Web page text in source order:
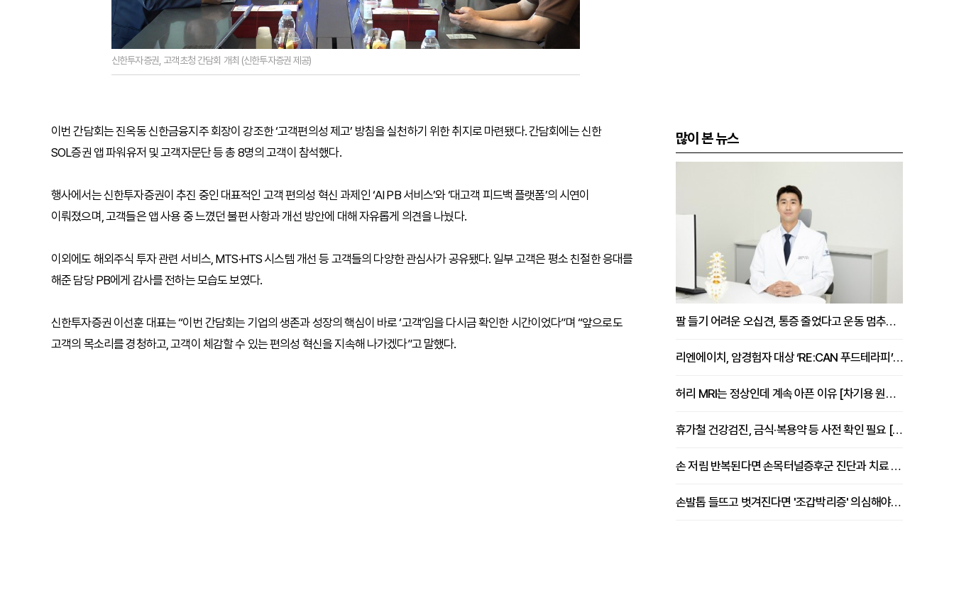
신한투자증권, 고객초청 간담회 개최 (신한투자증권 제공)
이번 간담회는 진옥동 신한금융지주 회장이 강조한 ‘고객편의성 제고’ 방침을 실천하기 위한 취지로 마련됐다. 간담회에는 신한
SOL증권 앱 파워유저 및 고객자문단 등 총 8명의 고객이 참석했다.
행사에서는 신한투자증권이 추진 중인 대표적인 고객 편의성 혁신 과제인 ‘AI PB 서비스’와 ‘대고객 피드백 플랫폼’의 시연이
이뤄졌으며, 고객들은 앱 사용 중 느꼈던 불편 사항과 개선 방안에 대해 자유롭게 의견을 나눴다.
이외에도 해외주식 투자 관련 서비스, MTS·HTS 시스템 개선 등 고객들의 다양한 관심사가 공유됐다. 일부 고객은 평소 친절한 응대를
해준 담당 PB에게 감사를 전하는 모습도 보였다.
신한투자증권 이선훈 대표는 “이번 간담회는 기업의 생존과 성장의 핵심이 바로 ‘고객’임을 다시금 확인한 시간이었다”며 “앞으로도
고객의 목소리를 경청하고, 고객이 체감할 수 있는 편의성 혁신을 지속해 나가겠다”고 말했다.
많이 본 뉴스
팔 들기 어려운 오십견, 통증 줄었다고 운동 멈추면 안 되는 이유 [이병욱 원장 칼럼]
리엔에이치, 암경험자 대상 ‘RE:CAN 푸드테라피’ 운영
허리 MRI는 정상인데 계속 아픈 이유 [차기용 원장 칼럼]
휴가철 건강검진, 금식·복용약 등 사전 확인 필요 [정도감 원장 칼럼]
손 저림 반복된다면 손목터널증후군 진단과 치료 시기 살펴야 [김동현 원장 칼럼]
손발톱 들뜨고 벗겨진다면 '조갑박리증' 의심해야 [김철윤 원장 칼럼]